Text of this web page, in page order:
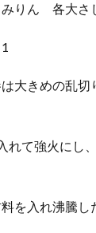
りん 各大さ
きめの乱切
て強火にし
入れ沸騰し